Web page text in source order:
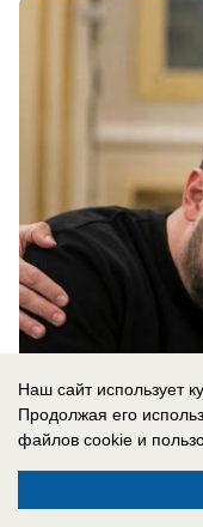
05.08.2026
Наш сайт использует
Продолжая его
файлов cookie и